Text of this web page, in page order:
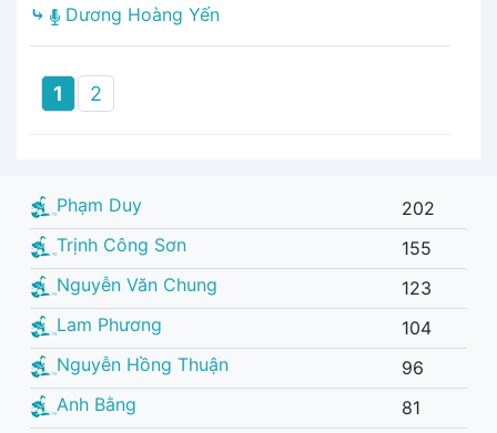
⤷ Dương Hoàng Yến
1 2
Phạm Duy
202
Trịnh Công Sơn
155
Nguyễn Văn Chung
123
Lam Phương
104
Nguyễn Hồng Thuận
96
Anh Bằng
81